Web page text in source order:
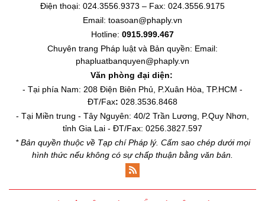
Điện thoại: 024.3556.9373 – Fax: 024.3556.9175
Email: toasoan@phaply.vn
Hotline: 0915.999.467
Chuyên trang Pháp luật và Bản quyền: Email:
phapluatbanquyen@phaply.vn
Văn phòng đại diện:
- Tại phía Nam: 208 Điện Biên Phủ, P.Xuân Hòa, TP.HCM -
ĐT/Fax: 028.3536.8468
- Tại Miền trung - Tây Nguyên: 40/2 Trần Lương, P.Quy Nhơn,
tỉnh Gia Lai - ĐT/Fax: 0256.3827.597
* Bản quyền thuộc về Tạp chí Pháp lý. Cấm sao chép dưới mọi
hình thức nếu không có sự chấp thuận bằng văn bản.